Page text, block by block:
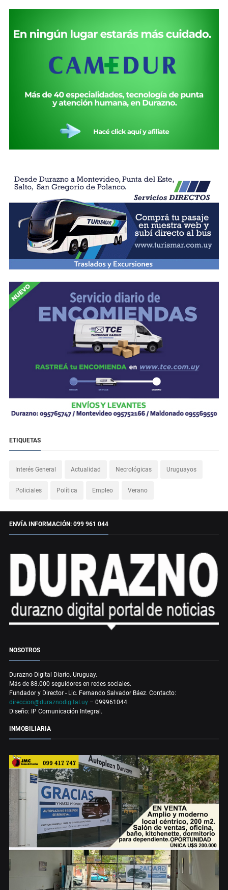
ETIQUETAS
Interés General Actualidad Necrológicas Uruguayos
Policiales Política Empleo Verano
ENVÍA INFORMACIÓN: 099 961 044
NOSOTROS
Durazno Digital Diario. Uruguay.
Más de 88.000 seguidores en redes sociales.
Fundador y Director - Lic. Fernando Salvador Báez. Contacto:
direccion@duraznodigital.uy – 099961044.
Diseño: IP Comunicación Integral.
INMOBILIARIA